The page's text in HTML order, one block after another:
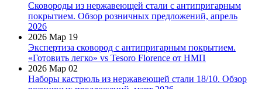
Сковороды из нержавеющей стали с антипригарным
покрытием. Обзор розничных предложений, апрель
2026
2026 Мар 19
Экспертиза сковород с антипригарным покрытием.
«Готовить легко» vs Tesoro Florence от НМП
2026 Мар 02
Наборы кастрюль из нержавеющей стали 18/10. Обзор